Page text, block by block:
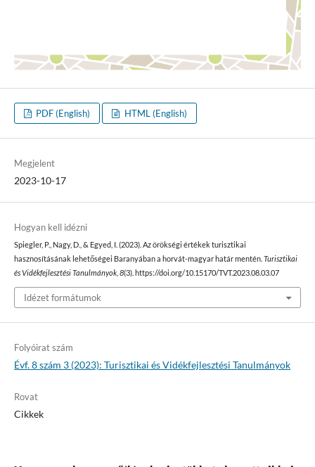
PDF (English) HTML (English)
Megjelent
2023-10-17
Hogyan kell idézni
Spiegler, P., Nagy, D., & Egyed, I. (2023). Az örökségi értékek turisztikai
hasznosításának lehetőségei Baranyában a horvát-magyar határ mentén. Turisztikai
és Vidékfejlesztési Tanulmányok, 8(3). https://doi.org/10.15170/TVT.2023.08.03.07
Idézet formátumok
Folyóirat szám
Évf. 8 szám 3 (2023): Turisztikai és Vidékfejlesztési Tanulmányok
Rovat
Cikkek